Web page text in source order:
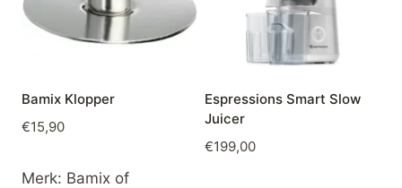
Bamix Klopper
€15,90
Merk: Bamix of
Espressions Smart Slow
Juicer
€199,00